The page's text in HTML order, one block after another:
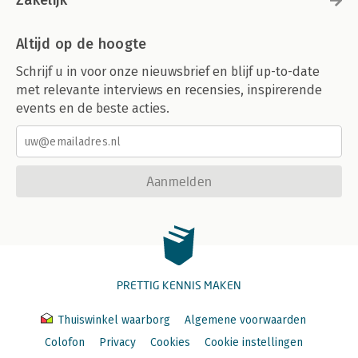
CHAPTER 28
Concurrence Rules
Sigrid Hemels
Index
Table of Cases
Altijd op de hoogte
Schrijf u in voor onze nieuwsbrief en blijf up-to-date
met relevante interviews en recensies, inspirerende
events en de beste acties.
Aanmelden
PRETTIG KENNIS MAKEN
Thuiswinkel waarborg
Algemene voorwaarden
Colofon
Privacy Cookies Cookie instellingen